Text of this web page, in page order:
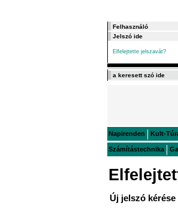
Elfelejtette jelszavát?
Napirenden Kult-
Számítástechnika
Új jelszó kérése